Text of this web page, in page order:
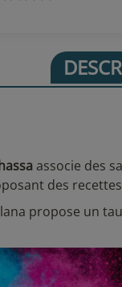
associe des
des
propose un